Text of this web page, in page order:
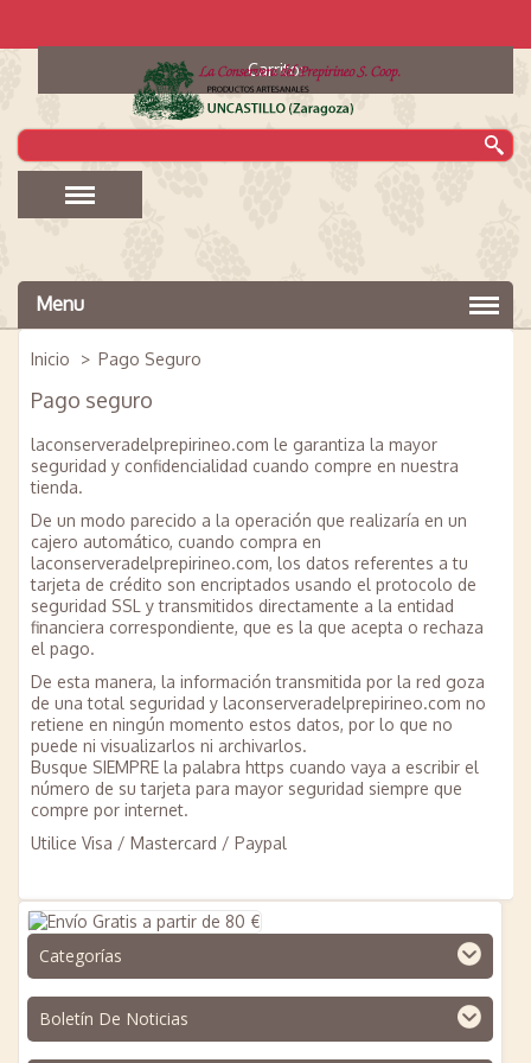
Menu
Carrito:
Inicio > Pago Seguro
Pago seguro
laconserveradelprepirineo.com le garantiza la mayor
seguridad y confidencialidad cuando compre en nuestra
tienda.
De un modo parecido a la operación que realizaría en un
cajero automático, cuando compra en
laconserveradelprepirineo.com, los datos referentes a tu
tarjeta de crédito son encriptados usando el protocolo de
seguridad SSL y transmitidos directamente a la entidad
financiera correspondiente, que es la que acepta o rechaza
el pago.
De esta manera, la información transmitida por la red goza
de una total seguridad y laconserveradelprepirineo.com no
retiene en ningún momento estos datos, por lo que no
puede ni visualizarlos ni archivarlos.
Busque SIEMPRE la palabra https cuando vaya a escribir el
número de su tarjeta para mayor seguridad siempre que
compre por internet.
Utilice Visa / Mastercard / Paypal
Categorías
Boletín De Noticias